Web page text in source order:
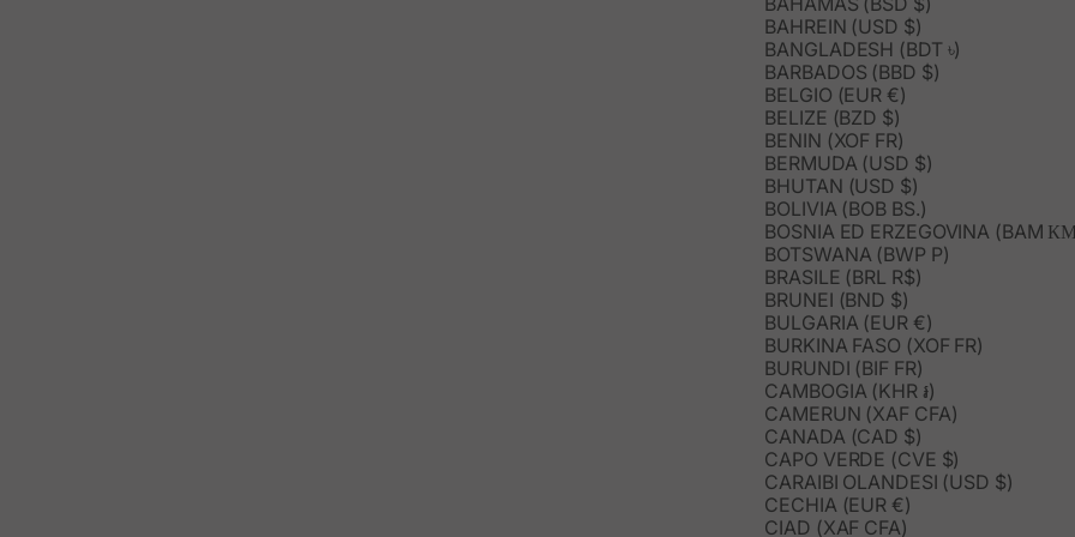
BAHREIN (USD $)
BANGLADESH (BDT ৳)
BARBADOS (BBD $)
BELGIO (EUR €)
BELIZE (BZD $)
BENIN (XOF FR)
BERMUDA (USD $)
BHUTAN (USD $)
BOLIVIA (BOB BS.)
BOSNIA ED ERZEGOVINA (BAM
BOTSWANA (BWP P)
BRASILE (BRL R$)
BRUNEI (BND $)
BULGARIA (EUR €)
BURKINA FASO (XOF FR)
BURUNDI (BIF FR)
CAMBOGIA (KHR ៛)
CAMERUN (XAF CFA)
CANADA (CAD $)
CAPO VERDE (CVE $)
CARAIBI OLANDESI (USD $)
CECHIA (EUR €)
CIAD (XAF CFA)